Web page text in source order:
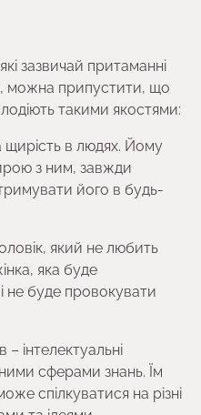
зазвичай притаманні
можна припустити, що
такими якостями:
в людях. Йому
з ним, завжди
його в будь-
який не любить
яка буде
не буде провокувати
інтелектуальні
сферами знань. Їм
спілкуватися на різні